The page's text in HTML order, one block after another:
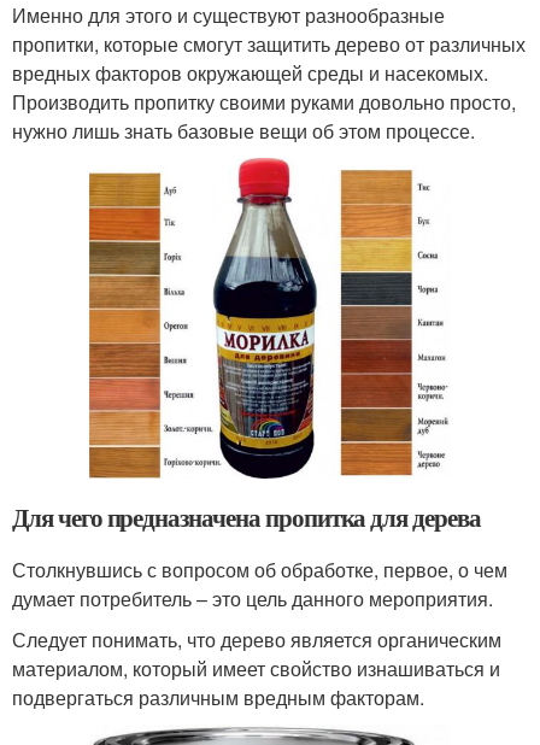
Именно для этого и существуют разнообразные
пропитки, которые смогут защитить дерево от различных
вредных факторов окружающей среды и насекомых.
Производить пропитку своими руками довольно просто,
нужно лишь знать базовые вещи об этом процессе.
Для чего предназначена пропитка для дерева
Столкнувшись с вопросом об обработке, первое, о чем
думает потребитель – это цель данного мероприятия.
Следует понимать, что дерево является органическим
материалом, который имеет свойство изнашиваться и
подвергаться различным вредным факторам.